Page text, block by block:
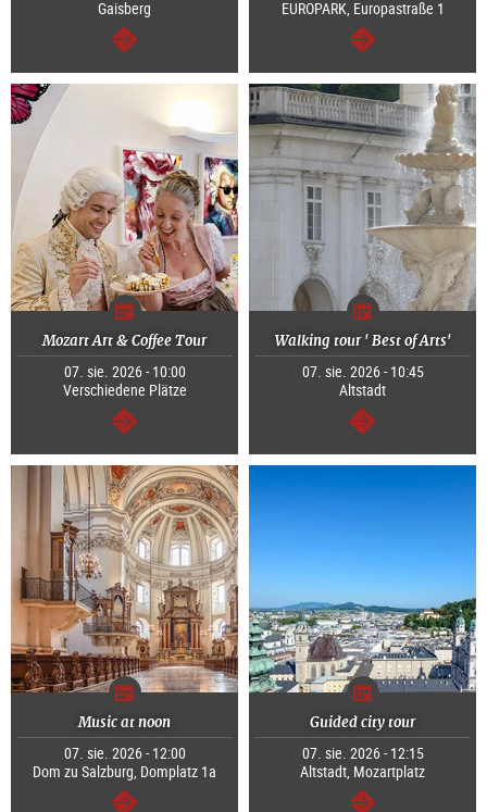
Gaisberg
dalej
EUROPARK, Europastraße 1
dalej
Mozart Art & Coffee Tour
07. sie. 2026 - 10:00
Verschiedene Plätze
dalej
Walking tour ' Best of Arts'
07. sie. 2026 - 10:45
Altstadt
dalej
Music at noon
07. sie. 2026 - 12:00
Dom zu Salzburg, Domplatz 1a
Guided city tour
07. sie. 2026 - 12:15
Altstadt, Mozartplatz